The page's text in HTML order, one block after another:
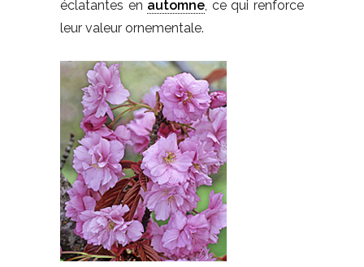
éclatantes en automne, ce qui renforce
leur valeur ornementale.